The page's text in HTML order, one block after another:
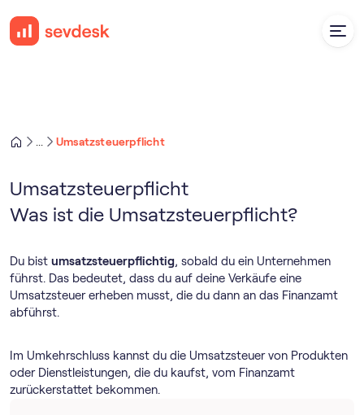
Umsatzsteuerpflicht
Umsatzsteuerpflicht
Was ist die Umsatzsteuerpflicht?
Du bist umsatzsteuerpflichtig, sobald du ein Unternehmen
führst. Das bedeutet, dass du auf deine Verkäufe eine
Umsatzsteuer erheben musst, die du dann an das Finanzamt
abführst.
Im Umkehrschluss kannst du die Umsatzsteuer von Produkten
oder Dienstleistungen, die du kaufst, vom Finanzamt
zurückerstattet bekommen.